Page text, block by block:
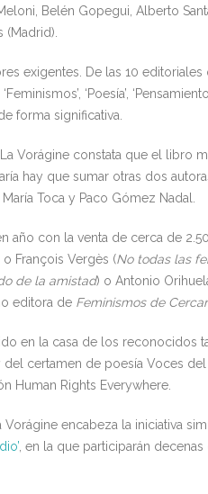
Belén Gopegui, Alberto
(Madrid).
exigentes. De las 10
‘Poesía’,
forma significativa.
Vorágine constata que el
hay que sumar otras dos
Toca y Paco Gómez Nadal.
año con la venta de cerca de
o François Vergès (No todas las
de la amistad) o Antonio
editora de Feminismos de
en la casa de los
del certamen de poesía Voces
Human Rights Everywhere.
encabeza la iniciativa
, en la que participarán